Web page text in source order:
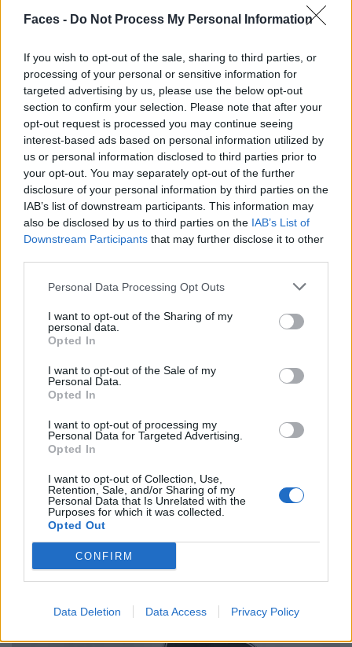
Faces - Do Not Process My Personal Information
If you wish to opt-out of the sale, sharing to third parties, or
processing of your personal or sensitive information for
targeted advertising by us, please use the below opt-out
section to confirm your selection. Please note that after your
opt-out request is processed you may continue seeing
interest-based ads based on personal information utilized by
us or personal information disclosed to third parties prior to
your opt-out. You may separately opt-out of the further
disclosure of your personal information by third parties on the
IAB’s list of downstream participants. This information may
also be disclosed by us to third parties on the IAB’s List of
Downstream Participants that may further disclose it to other
Personal Data Processing Opt Outs
I want to opt-out of the Sharing of my
personal data.
Opted In
I want to opt-out of the Sale of my
Personal Data.
Opted In
I want to opt-out of processing my
Personal Data for Targeted Advertising.
Opted In
I want to opt-out of Collection, Use,
Retention, Sale, and/or Sharing of my
Personal Data that Is Unrelated with the
Purposes for which it was collected.
Opted Out
CONFIRM
Data Deletion Data Access Privacy Policy
bis Fuß in adidas. Für die kommende Saison heißt das in
Tracksuits mit starkem Color-Blocking in Rot, Schwarz
und Weiß. Und Denim – auf dieses Material setzt adidas
mittlerweile auch vermehrt.